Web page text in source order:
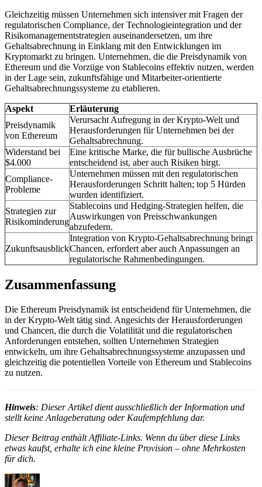
Gleichzeitig müssen Unternehmen sich intensiver mit Fragen der
regulatorischen Compliance, der Technologieintegration und der
Risikomanagementstrategien auseinandersetzen, um ihre
Gehaltsabrechnung in Einklang mit den Entwicklungen im
Kryptomarkt zu bringen. Unternehmen, die die Preisdynamik von
Ethereum und die Vorzüge von Stablecoins effektiv nutzen, werden
in der Lage sein, zukunftsfähige und Mitarbeiter-orientierte
Gehaltsabrechnungssysteme zu etablieren.
Aspekt
Erläuterung
Preisdynamik
von Ethereum
Verursacht Aufregung in der Krypto-Welt und
Herausforderungen für Unternehmen bei der
Gehaltsabrechnung.
Widerstand bei
$4.000
Eine kritische Marke, die für bullische Ausbrüche
entscheidend ist, aber auch Risiken birgt.
Compliance-
Probleme
Unternehmen müssen mit den regulatorischen
Herausforderungen Schritt halten; top 5 Hürden
wurden identifiziert.
Strategien zur
Risikominderung
Stablecoins und Hedging-Strategien helfen, die
Auswirkungen von Preisschwankungen
abzufedern.
Zukunftsausblick
Integration von Krypto-Gehaltsabrechnung bringt
Chancen, erfordert aber auch Anpassungen an
regulatorische Rahmenbedingungen.
Zusammenfassung
Die Ethereum Preisdynamik ist entscheidend für Unternehmen, die
in der Krypto-Welt tätig sind. Angesichts der Herausforderungen
und Chancen, die durch die Volatilität und die regulatorischen
Anforderungen entstehen, sollten Unternehmen Strategien
entwickeln, um ihre Gehaltsabrechnungssysteme anzupassen und
gleichzeitig die potentiellen Vorteile von Ethereum und Stablecoins
zu nutzen.
Hinweis: Dieser Artikel dient ausschließlich der Information und
stellt keine Anlageberatung oder Kaufempfehlung dar.
Dieser Beitrag enthält Affiliate-Links. Wenn du über diese Links
etwas kaufst, erhalte ich eine kleine Provision – ohne Mehrkosten
für dich.